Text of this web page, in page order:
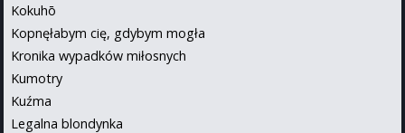
Kokuhō
Kopnęłabym cię, gdybym mogła
Kronika wypadków miłosnych
Kumotry
Kuźma
Legalna blondynka